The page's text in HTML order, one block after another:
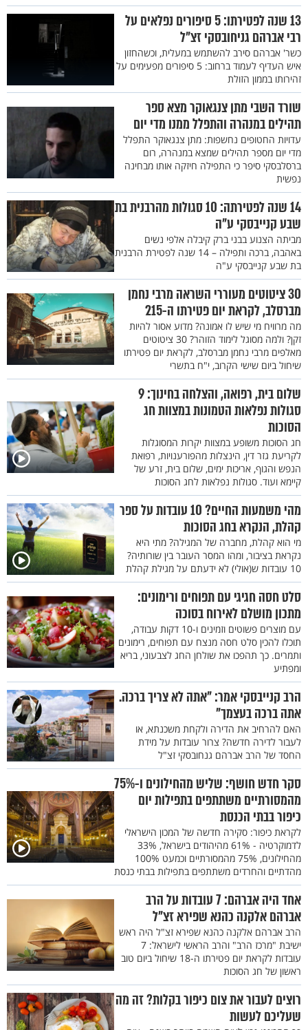
13 שנה לפטירתו: 5 סיפורים נפלאים על
רבי אברהם גניחובסקי זצ"ל
כשר' אברהם סירב להשתמש במעלית, וכשהחזון
איש העדיף לעמוד ברחוב: 5 סיפורים מפעימים על
זהירותו בממון הזולת
שורד השבי מתן צנגאוקר מצא ספר
תהילים במנהרה והתפלל ממנו מדי יום
עדויות החטופים נחשפות: מתן צנגאוקר התפלל
מדי יום מספר תהילים שמצא במנהרה, רום
ברסלבסקי סיפר כי התפילה חיזקה אותו מבחינה
נפשית
14 שנה לפטירתה: 10 סגולות מהרבנית בת
שבע קנייבסקי ע"ה
מביתה הצנוע בבני ברק קיבלה אלפי נשים
באהבה, ברכה ותפילה – 14 שנה לפטירת הרבנית
בת שבע קנייבסקי ע"ה
30 ציטוטים מעוררי השראה מרבי נחמן
מברסלב, לקראת יום פטירתו ה-215
מה מרוויח מי שיש לו אמונה? מדוע אסור להיות
זקן? ולמה מסוגל לימוד הזוהר? 30 ציטוטים
מאלפים מרבי נחמן מברסלב, לקראת יום פטירתו
שיחול ביום שישי הקרוב, י"ח בתשרי
שלום בית, רפואה, והצלחה בחינוך: 9
סגולות נפלאות הטמונות במצוות חג
הסוכות
חג הסוכות משופע במצוות יקרות המסוגלות
לקריעת גזר דין, הינצלות מהפורענויות, רפואת
הנפש והגוף, אריכות ימים, שלום בית, זרע של
קיימא ועוד. סגולות נפלאות לחג הסוכות
מהי משמעות החיים? 10 עובדות על ספר
קהלת, הנקרא בחג הסוכות
מי הוא קהלת, מחברה של המגילה? מתי היא
נקראת בציבור, ומהו המסר העובר בין שורותיה?
10 עובדות ש(אולי) לא ידעתם על מגילת קהלת
סלט חסה חגיגי עם תפוחים ורימונים:
מתכון מושלם לאירוח בסוכה
עם מוצרים פשוטים וזמינים ו-10 דקות עבודה,
תוכלו להכין סלט חסה מנצח עם תפוחים, רימונים
ותמרים. כך תהפכו את שולחן החג לצבעוני, בריא
ומפתיע
הרב קנייבסקי אמר: "אתה לא צריך ברכה.
אתה ברכה בעצמך"
האם להרחיב את הדירה ולקחת משכנתא, או
לעבור לדירה חדשה? צרור עובדות על מידת
החסד של הרב אברהם גנחובסקי זצ"ל
סקר חדש חושף: שליש מהחילונים ו-75%
מהמסורתיים משתתפים בתפילות יום
כיפור בבתי הכנסת
לקראת כיפור: סקירה חדשה של המכון הישראלי
לדמוקרטיה - 61% מהיהודים בישראל, 33%
מהחילונים, 75% מהמסורתיים וכמעט 100%
מהדתיים והחרדים משתתפים בתפילות בבתי כנסת
אחד היה אברהם: 7 עובדות על הרב
אברהם אלקנה כהנא שפירא זצ"ל
הרב אברהם אלקנה כהנא שפירא זצ"ל היה ראש
ישיבת "מרכז הרב" והרב הראשי לישראל: 7
עובדות לקראת יום פטירתו ה-18 שיחול ביום טוב
ראשון של חג הסוכות
רוצים לעבור את צום כיפור בקלות? זה מה
שעליכם לעשות